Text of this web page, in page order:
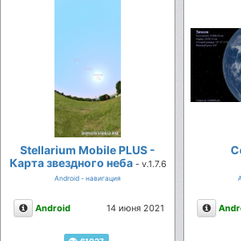
Stellarium Mobile PLUS -
Карта звездного неба- v.1.7.6
Android - навигация
Описание
Android 14 июня 2021